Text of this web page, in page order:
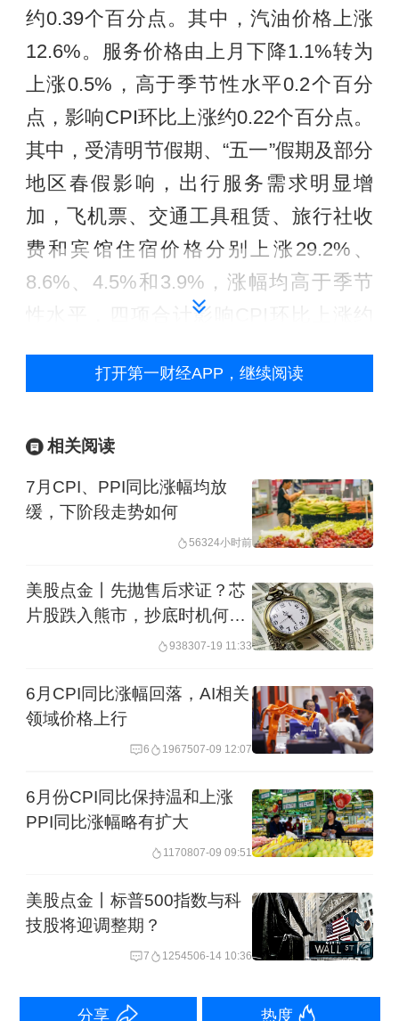
约0.39个百分点。其中，汽油价格上涨
12.6%。服务价格由上月下降1.1%转为
上涨0.5%，高于季节性水平0.2个百分
点，影响CPI环比上涨约0.22个百分点。
其中，受清明节假期、“五一”假期及部分
地区春假影响，出行服务需求明显增
加，飞机票、交通工具租赁、旅行社收
费和宾馆住宿价格分别上涨29.2%、
8.6%、4.5%和3.9%，涨幅均高于季节
性水平，四项合计影响CPI环比上涨约
0.6%，影响CPI环比上涨约0.04个百分
窄1.1个百分点，影响CPI环比下降约
0.28个百分点。食品中，随着天气转
暖，鲜菜和鲜果大量上市，价格分别下
降6.4%和2.3%，猪肉和水产品供应充
足，价格分别下降5.7%和1.2%，四项合
计影响CPI环比下降约0.28个百分点；鸡
蛋价格上涨3.4%，影响CPI环比上涨约
价格下降0.2%，基本保持稳定。
幅比上月扩大0.2个百分点。本月工业消
费品价格上涨3.5%，涨幅比上月扩大1.3
个百分点，影响CPI同比上涨约1.06个百
分点。工业消费品中，受国际大宗商品
价格波动影响，国内汽油和黄金饰品价
格变动较大，其中汽油价格涨幅扩大至
19.3%，影响CPI同比上涨约0.56个百分
打开第一财经APP，继续阅读
相关阅读
7月CPI、PPI同比涨幅均放
缓，下阶段走势如何
56324小时前
美股点金丨先抛售后求证？芯
片股跌入熊市，抄底时机何时
938307-19 11:33
6月CPI同比涨幅回落，AI相关
领域价格上行
6 1967507-09 12:07
6月份CPI同比保持温和上涨
PPI同比涨幅略有扩大
1170807-09 09:51
美股点金丨标普500指数与科
技股将迎调整期？
7 1254506-14 10:36
分享 热度